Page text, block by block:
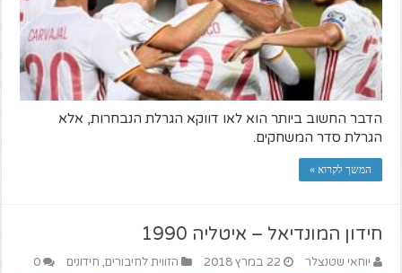
הדבר החשוב ביותר הוא לאו דווקא הגרלת הנבחרות, אלא
הגרלת סדר המשחקים.
המשך לקרוא »
חידון המונדיאל – איטליה 1990
יוחאי שטנצלר 22 במרץ 2018 הזווית לחיבורים, חידונים 0